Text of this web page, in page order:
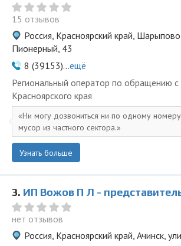
15 отзывов
Россия, Красноярский край,
Пионерный, 43
8 (39153)...ещё
Региональный оператор по обращению
Красноярского края
Ни могу дозвониться ни по одному
мусор из частного сектора.
Узнать больше
3. ИП Вожов П Л - представитель ООО Ведущая
нет отзывов
Россия, Красноярский край, Ачинск,